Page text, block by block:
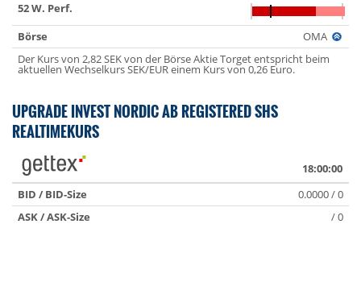
52 W. Perf.
Börse
OMA
Der Kurs von 2,82 SEK von der Börse Aktie Torget entspricht beim
aktuellen Wechselkurs SEK/EUR einem Kurs von 0,26 Euro.
UPGRADE INVEST NORDIC AB REGISTERED SHS
REALTIMEKURS
18:00:00
BID / BID-Size
0.0000 / 0
ASK / ASK-Size
/ 0